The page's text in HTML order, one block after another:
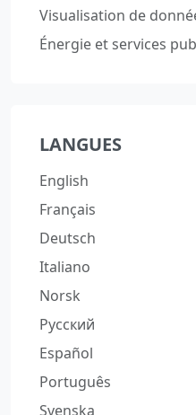
Visualisation de
Énergie et services
LANGUES
English
Français
Deutsch
Italiano
Norsk
Русский
Español
Português
Svenska